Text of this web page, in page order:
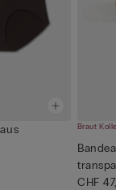
Braut
CHF